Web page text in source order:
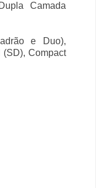
Camada
e Duo),
(SD), Compact